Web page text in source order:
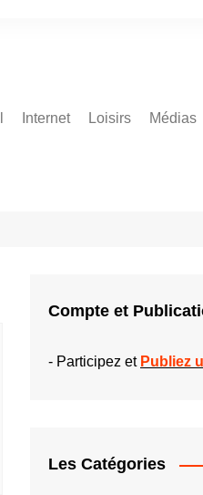
Internet Loisirs Médias
Compte et
- Participez et Publiez
Les Catégories